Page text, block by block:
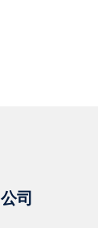
公司